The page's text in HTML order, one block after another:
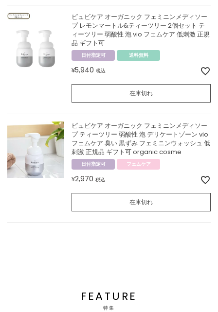
ピュビケア オーガニック フェミニンメディソー
プ レモンマートル&ティーツリー 2個セット テ
ィーツリー 弱酸性 泡 vio フェムケア 低刺激 正規
品 ギフト可
日付指定可 送料無料
¥5,940 税込
在庫切れ
ピュビケア オーガニック フェミニンメディソー
プ ティーツリー 弱酸性 泡 デリケートゾーン vio
フェムケア 臭い 黒ずみ フェミニンウォッシュ 低
刺激 正規品 ギフト可 organic cosme
日付指定可 フェムケア
¥2,970 税込
在庫切れ
FEATURE
特集